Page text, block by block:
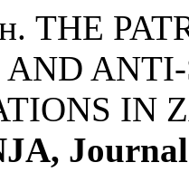
THE
IN